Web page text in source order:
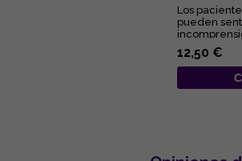
Los
pueden
trastorno
en diagnosti...
12,50 €